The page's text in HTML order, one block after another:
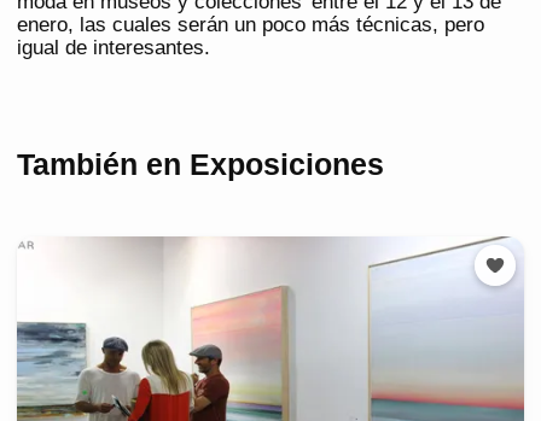
enero, las cuales serán un poco más técnicas, pero
igual de interesantes.
También en Exposiciones